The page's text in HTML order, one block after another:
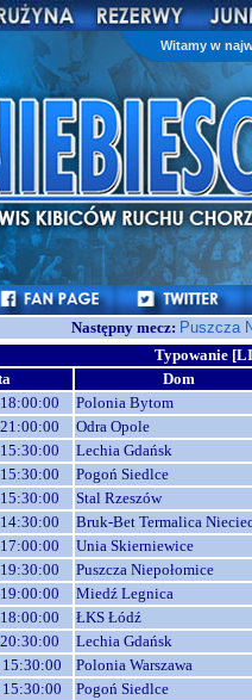
Witamy w
Następny mecz: Puszcza
Typowanie
Dom
18:00:00
Polonia Bytom
21:00:00
Odra Opole
15:30:00
Lechia Gdańsk
15:30:00
Pogoń Siedlce
15:30:00
Stal Rzeszów
14:30:00
Bruk-Bet Termalica
17:00:00
Unia Skierniewice
19:30:00
Puszcza Niepołomice
19:00:00
Miedź Legnica
18:00:00
ŁKS Łódź
20:30:00
Lechia Gdańsk
15:30:00
Polonia Warszawa
15:30:00
Pogoń Siedlce